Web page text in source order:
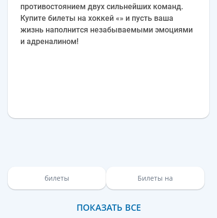
противостоянием двух сильнейших команд.
Купите билеты на хоккей «» и пусть ваша
жизнь наполнится незабываемыми эмоциями
и адреналином!
билеты Билеты на
ПОКАЗАТЬ ВСЕ